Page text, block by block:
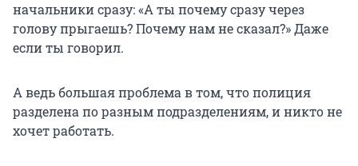
начальники сразу: «А ты почему сразу через
голову прыгаешь? Почему нам не сказал?» Даже
если ты говорил.
А ведь большая проблема в том, что полиция
разделена по разным подразделениям, и никто не
хочет работать.